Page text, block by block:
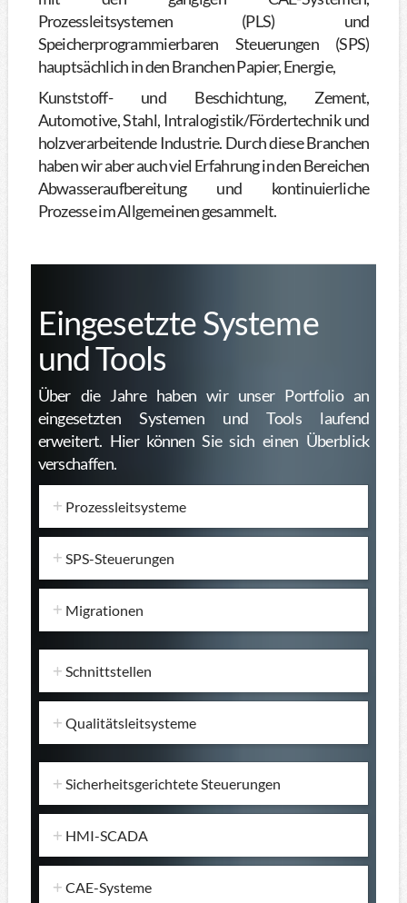
Prozessleitsystemen (PLS) und
Speicherprogrammierbaren Steuerungen (SPS)
hauptsächlich in den Branchen Papier, Energie,
Kunststoff- und Beschichtung, Zement,
Automotive, Stahl, Intralogistik/Fördertechnik und
holzverarbeitende Industrie. Durch diese Branchen
haben wir aber auch viel Erfahrung in den Bereichen
Abwasseraufbereitung und kontinuierliche
Prozesse im Allgemeinen gesammelt.
Eingesetzte Systeme
und Tools
Über die Jahre haben wir unser Portfolio an
eingesetzten Systemen und Tools laufend
erweitert. Hier können Sie sich einen Überblick
verschaffen.
Prozessleitsysteme
SPS-Steuerungen
Migrationen
Schnittstellen
Qualitätsleitsysteme
Sicherheitsgerichtete Steuerungen
HMI-SCADA
CAE-Systeme